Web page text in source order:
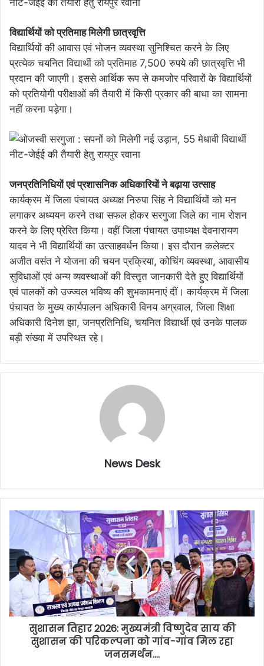
विद्यार्थियों को प्रतिमाह मिलेगी छात्रवृत्ति
विद्यार्थियों की आवास एवं भोजन व्यवस्था सुनिश्चित करने के लिए
प्रत्येक चयनित विद्यार्थी को प्रतिमाह 7,500 रुपये की छात्रवृत्ति भी
प्रदान की जाएगी। इससे आर्थिक रूप से कमजोर परिवारों के विद्यार्थियों
को प्रतियोगी परीक्षाओं की तैयारी में किसी प्रकार की बाधा का सामना
नहीं करना पड़ेगा।
जनप्रतिनिधियों एवं प्रशासनिक अधिकारियों ने बढ़ाया उत्साह
कार्यक्रम में जिला पंचायत अध्यक्ष निरुपा सिंह ने विद्यार्थियों को मन
लगाकर अध्ययन करने तथा सफल होकर सरगुजा जिले का नाम रोशन
करने के लिए प्रेरित किया। वहीं जिला पंचायत उपाध्यक्ष देवनारायण
यादव ने भी विद्यार्थियों का उत्साहवर्धन किया। इस दौरान कलेक्टर
अजीत वसंत ने योजना की चयन प्रक्रिया, कोचिंग व्यवस्था, आवासीय
सुविधाओं एवं अन्य व्यवस्थाओं की विस्तृत जानकारी देते हुए विद्यार्थियों
एवं पालकों को उज्ज्वल भविष्य की शुभकामनाएं दीं। कार्यक्रम में जिला
पंचायत के मुख्य कार्यपालन अधिकारी विनय अग्रवाल, जिला शिक्षा
अधिकारी दिनेश झा, जनप्रतिनिधि, चयनित विद्यार्थी एवं उनके पालक
बड़ी संख्या में उपस्थित रहे।
News Desk
सुशासन तिहार 2026: मुख्यमंत्री विष्णुदेव साय की
सुशासन की परिकल्पना को गांव-गांव मिल रहा
जनसमर्थन….